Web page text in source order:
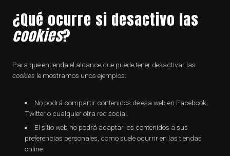
¿Qué ocurre si desactivo las
cookies?
Para que entienda el alcance que puede tener desactivar las
cookies le mostramos unos ejemplos:
No podrá compartir contenidos de esa web en Facebook,
Twitter o cualquier otra red social.
El sitio web no podrá adaptar los contenidos a sus
preferencias personales, como suele ocurrir en las tiendas
online.